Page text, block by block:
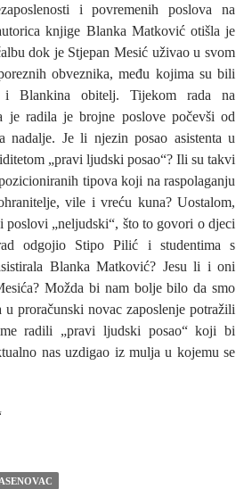
i povremenih poslova na
knjige Blanka Matković otišla je
dok je Stjepan Mesić uživao u svom
obveznika, među kojima su bili
Blankina obitelj. Tijekom rada na
je radila je brojne poslove počevši od
nadalje. Je li njezin posao asistenta u
„pravi ljudski posao“? Ili su takvi
tipova koji na raspolaganju
vile i vreću kuna? Uostalom,
poslovi „neljudski“, što to govori o djeci
odgojio Stipo Pilić i studentima s
Blanka Matković? Jesu li i oni
Možda bi nam bolje bilo da smo
proračunski novac zaposlenje potražili
radili „pravi ljudski posao“ koji bi
nas uzdigao iz mulja u kojemu se